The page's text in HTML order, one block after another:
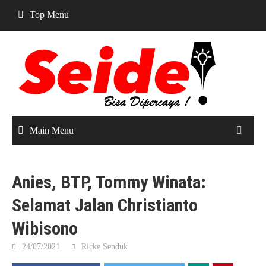
content
Top Menu
Main Menu
Anies, BTP, Tommy Winata:
Selamat Jalan Christianto
Wibisono
24/07/2021 Ricke Senduk